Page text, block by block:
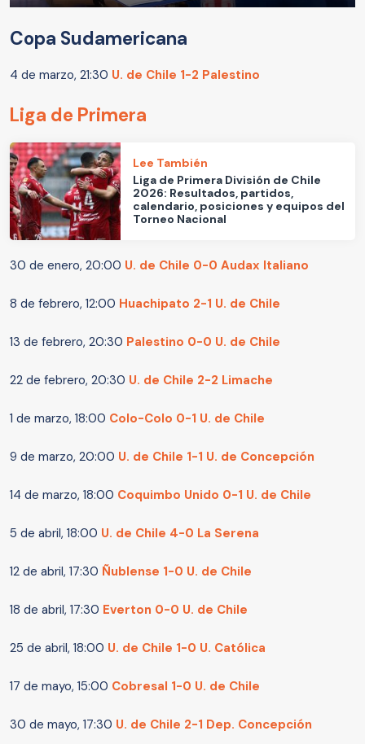
Copa Sudamericana
4 de marzo, 21:30 U. de Chile 1-2 Palestino
Liga de Primera
Lee También
Liga de Primera División de Chile
2026: Resultados, partidos,
calendario, posiciones y equipos del
Torneo Nacional
30 de enero, 20:00 U. de Chile 0-0 Audax Italiano
8 de febrero, 12:00 Huachipato 2-1 U. de Chile
13 de febrero, 20:30 Palestino 0-0 U. de Chile
22 de febrero, 20:30 U. de Chile 2-2 Limache
1 de marzo, 18:00 Colo-Colo 0-1 U. de Chile
9 de marzo, 20:00 U. de Chile 1-1 U. de Concepción
14 de marzo, 18:00 Coquimbo Unido 0-1 U. de Chile
5 de abril, 18:00 U. de Chile 4-0 La Serena
12 de abril, 17:30 Ñublense 1-0 U. de Chile
18 de abril, 17:30 Everton 0-0 U. de Chile
25 de abril, 18:00 U. de Chile 1-0 U. Católica
17 de mayo, 15:00 Cobresal 1-0 U. de Chile
30 de mayo, 17:30 U. de Chile 2-1 Dep. Concepción